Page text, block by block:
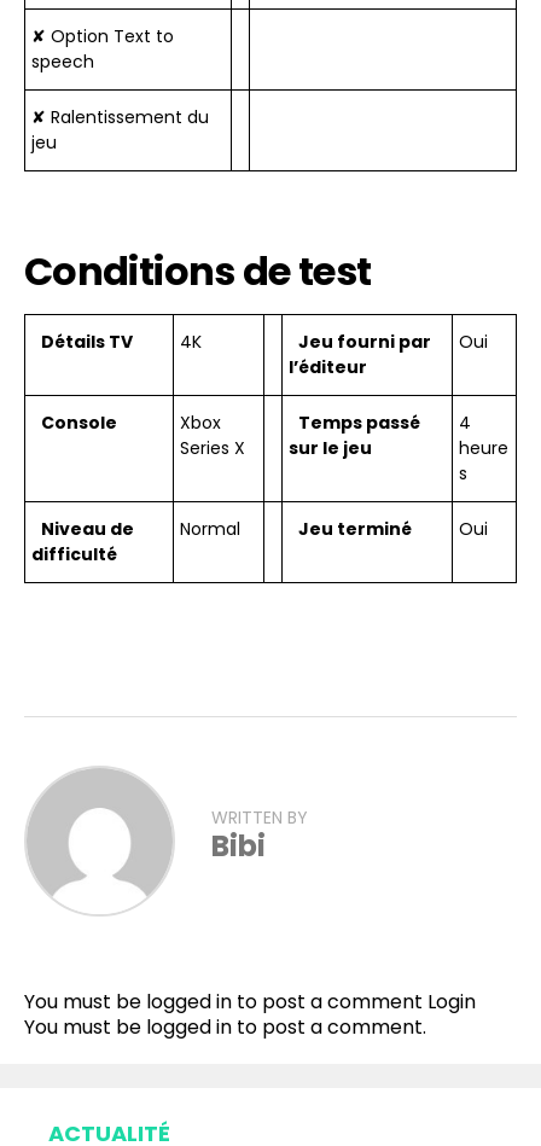
✘ Option Text to
speech
✘ Ralentissement du
jeu
Conditions de test
Détails TV 4K
Jeu fourni par
l’éditeur
Oui
Console
Xbox
Series X
Temps passé
sur le jeu
4
heure
s
Niveau de
difficulté
Normal Jeu terminé Oui
WRITTEN BY
Bibi
You must be logged in to post a comment Login
You must be logged in to post a comment.
ACTUALITÉ